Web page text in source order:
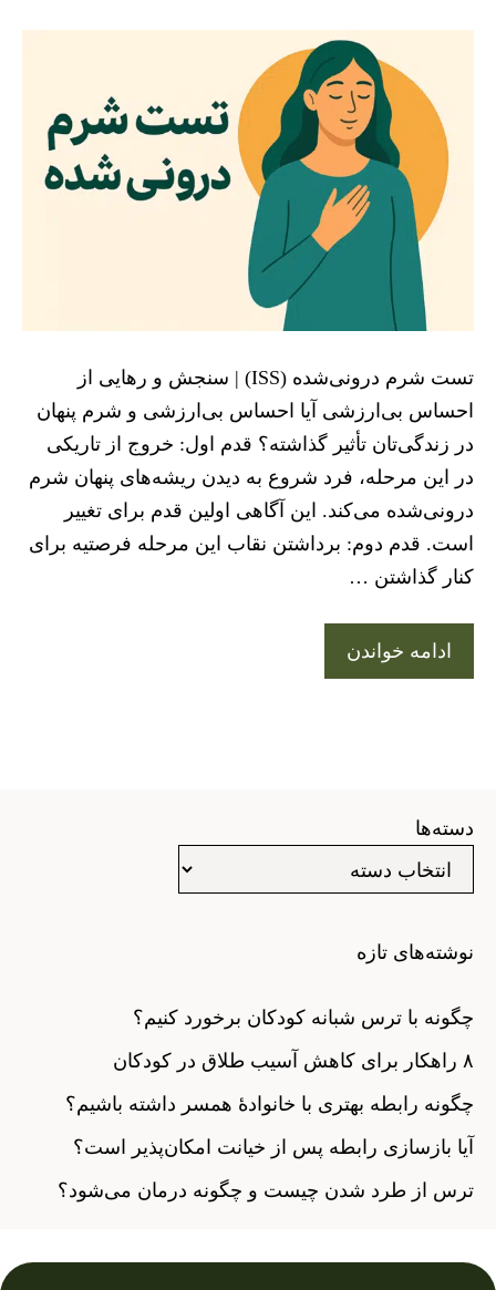
تست شرم درونی‌شده (ISS) | سنجش و رهایی از
احساس بی‌ارزشی آیا احساس بی‌ارزشی و شرم پنهان
در زندگی‌تان تأثیر گذاشته؟ قدم اول: خروج از تاریکی
در این مرحله، فرد شروع به دیدن ریشه‌های پنهان شرم
درونی‌شده می‌کند. این آگاهی اولین قدم برای تغییر
است. قدم دوم: برداشتن نقاب این مرحله فرصتیه برای
کنار گذاشتن …
ادامه خواندن
دسته‌ها
نوشته‌های تازه
چگونه با ترس‌ شبانه کودکان برخورد کنیم؟
۸ راهکار برای کاهش آسیب طلاق در کودکان
چگونه رابطه بهتری با خانوادهٔ همسر داشته باشیم؟
آیا بازسازی رابطه پس از خیانت امکان‌پذیر است؟
ترس از طرد شدن چیست و چگونه درمان می‌شود؟